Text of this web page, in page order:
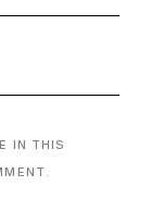
IN THIS